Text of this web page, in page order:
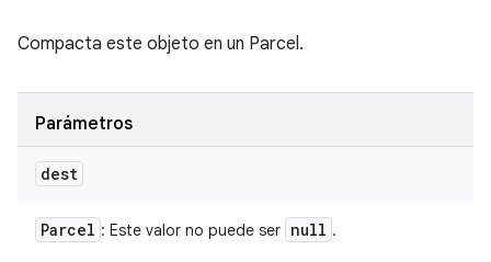
Compacta este objeto en un Parcel.
Parámetros
dest
Parcel : Este valor no puede ser null .